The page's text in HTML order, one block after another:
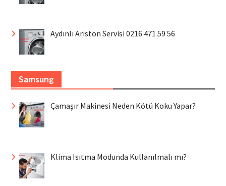
Aydınlı Ariston Servisi 0216 471 59 56
Samsung
Çamaşır Makinesi Neden Kötü Koku Yapar?
Klima Isıtma Modunda Kullanılmalı mı?